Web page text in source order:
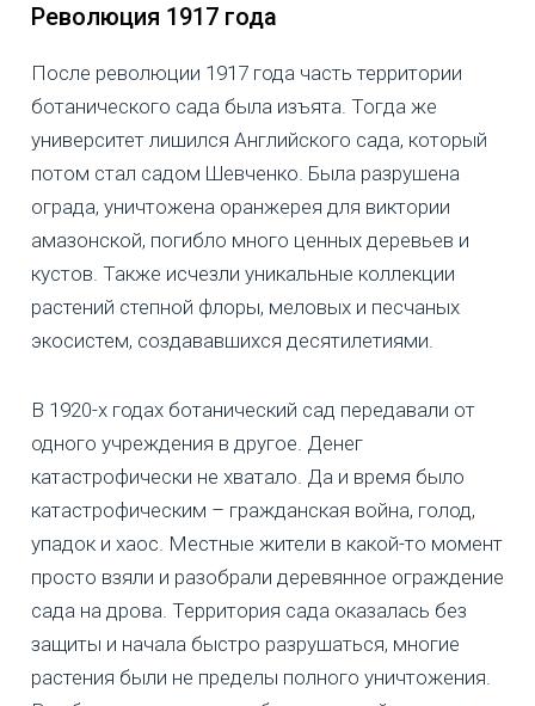
Революция 1917 года
После революции 1917 года часть территории
ботанического сада была изъята. Тогда же
университет лишился Английского сада, который
потом стал садом Шевченко. Была разрушена
ограда, уничтожена оранжерея для виктории
амазонской, погибло много ценных деревьев и
кустов. Также исчезли уникальные коллекции
растений степной флоры, меловых и песчаных
экосистем, создававшихся десятилетиями.
В 1920-х годах ботанический сад передавали от
одного учреждения в другое. Денег
катастрофически не хватало. Да и время было
катастрофическим – гражданская война, голод,
упадок и хаос. Местные жители в какой-то момент
просто взяли и разобрали деревянное ограждение
сада на дрова. Территория сада оказалась без
защиты и начала быстро разрушаться, многие
растения были не пределы полного уничтожения.